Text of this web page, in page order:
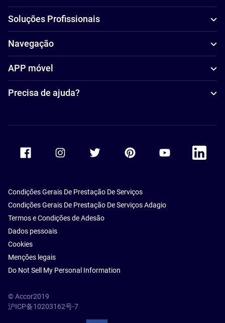
Soluções Profissionais
Navegação
APP móvel
Precisa de ajuda?
Accor Facebook Accor TwitterAccor PinterestAccor Youtube
Accor
Condições Gerais De Prestação De Serviços
Condições Gerais De Prestação De Serviços Adagio
Termos e Condições de Adesão
Dados pessoais
Cookies
Menções legais
Do Not Sell My Personal Information
© Accor2019
沪ICP备10203162号-7